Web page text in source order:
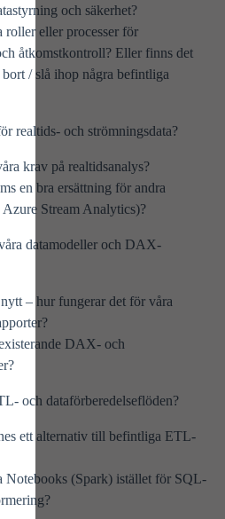
och säkerhet?
roller eller processer för
åtkomstkontroll? Eller finns det
/ slå ihop några befintliga
realtids- och strömningsdata?
krav på realtidsanalys?
en bra ersättning för andra
Stream Analytics)?
datamodeller och DAX-
– hur fungerar det för våra
DAX- och
och dataförberedelseflöden?
ett alternativ till befintliga ETL-
Notebooks (Spark) istället för SQL-